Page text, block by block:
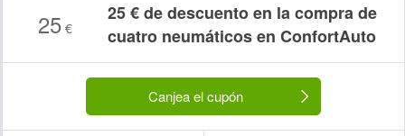
25€
25 € de descuento en la compra de
cuatro neumáticos en ConfortAuto
Canjea el cupón